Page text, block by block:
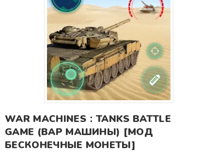
WAR MACHINES：TANKS BATTLE
GAME (ВАР МАШИНЫ) [МОД
БЕСКОНЕЧНЫЕ МОНЕТЫ]